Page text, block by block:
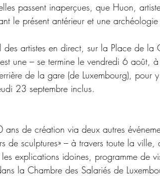
passent inaperçues, que Huon,
le présent antérieur et une archéologie
artistes en direct, sur la Place de la
une – se termine le vendredi 6 août,
de la gare (de Luxembourg), pour
23 septembre inclus.
de création via deux autres
de sculptures» – à travers toute la
explications idoines, programme de
la Chambre des Salariés de